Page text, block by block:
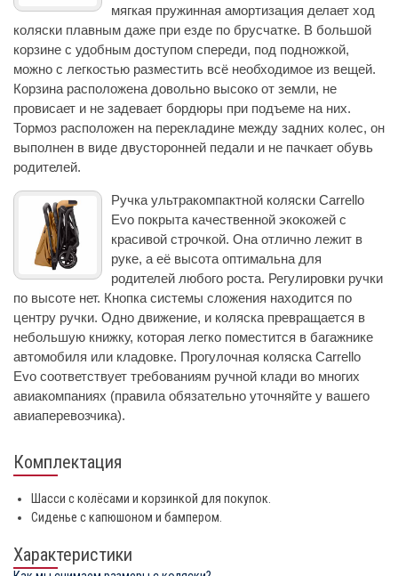
мягкая пружинная амортизация делает ход
коляски плавным даже при езде по брусчатке. В большой
корзине с удобным доступом спереди, под подножкой,
можно с легкостью разместить всё необходимое из вещей.
Корзина расположена довольно высоко от земли, не
провисает и не задевает бордюры при подъеме на них.
Тормоз расположен на перекладине между задних колес, он
выполнен в виде двусторонней педали и не пачкает обувь
родителей.
Ручка ультракомпактной коляски Carrello
Evo покрыта качественной экокожей с
красивой строчкой. Она отлично лежит в
руке, а её высота оптимальна для
родителей любого роста. Регулировки ручки
по высоте нет. Кнопка системы сложения находится по
центру ручки. Одно движение, и коляска превращается в
небольшую книжку, которая легко поместится в багажнике
автомобиля или кладовке. Прогулочная коляска Carrello
Evo соответствует требованиям ручной клади во многих
авиакомпаниях (правила обязательно уточняйте у вашего
авиаперевозчика).
Комплектация
Шасси с колёсами и корзинкой для покупок.
Сиденье с капюшоном и бампером.
Характеристики